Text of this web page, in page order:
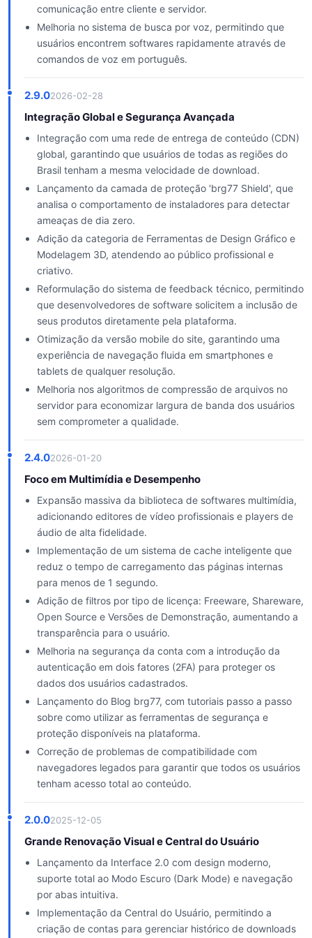
comunicação entre cliente e servidor.
Melhoria no sistema de busca por voz, permitindo que
usuários encontrem softwares rapidamente através de
comandos de voz em português.
2.9.02026-02-28
Integração Global e Segurança Avançada
Integração com uma rede de entrega de conteúdo (CDN)
global, garantindo que usuários de todas as regiões do
Brasil tenham a mesma velocidade de download.
Lançamento da camada de proteção 'brg77 Shield', que
analisa o comportamento de instaladores para detectar
ameaças de dia zero.
Adição da categoria de Ferramentas de Design Gráfico e
Modelagem 3D, atendendo ao público profissional e
criativo.
Reformulação do sistema de feedback técnico, permitindo
que desenvolvedores de software solicitem a inclusão de
seus produtos diretamente pela plataforma.
Otimização da versão mobile do site, garantindo uma
experiência de navegação fluida em smartphones e
tablets de qualquer resolução.
Melhoria nos algoritmos de compressão de arquivos no
servidor para economizar largura de banda dos usuários
sem comprometer a qualidade.
2.4.02026-01-20
Foco em Multimídia e Desempenho
Expansão massiva da biblioteca de softwares multimídia,
adicionando editores de vídeo profissionais e players de
áudio de alta fidelidade.
Implementação de um sistema de cache inteligente que
reduz o tempo de carregamento das páginas internas
para menos de 1 segundo.
Adição de filtros por tipo de licença: Freeware, Shareware,
Open Source e Versões de Demonstração, aumentando a
transparência para o usuário.
Melhoria na segurança da conta com a introdução da
autenticação em dois fatores (2FA) para proteger os
dados dos usuários cadastrados.
Lançamento do Blog brg77, com tutoriais passo a passo
sobre como utilizar as ferramentas de segurança e
proteção disponíveis na plataforma.
Correção de problemas de compatibilidade com
navegadores legados para garantir que todos os usuários
tenham acesso total ao conteúdo.
2.0.02025-12-05
Grande Renovação Visual e Central do Usuário
Lançamento da Interface 2.0 com design moderno,
suporte total ao Modo Escuro (Dark Mode) e navegação
por abas intuitiva.
Implementação da Central do Usuário, permitindo a
criação de contas para gerenciar histórico de downloads